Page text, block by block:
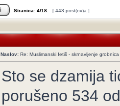
Stranica: 4/18 [ 443 post(ov)a ]
Naslov: Re: Muslimanski fetiš - skrnavljenje
Sto se dzamija
porušeno 534